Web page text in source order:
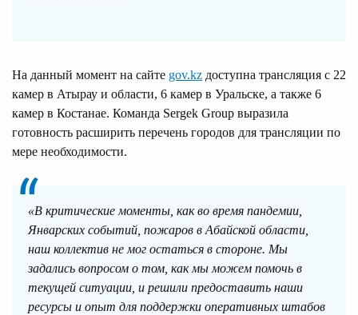
На данный момент на сайте gov.kz доступна трансляция с 22
камер в Атырау и области, 6 камер в Уральске, а также 6
камер в Костанае. Команда Sergek Group выразила
готовность расширить перечень городов для трансляции по
мере необходимости.
«В критические моменты, как во время пандемии,
Январских событий, пожаров в Абайской области,
наш коллектив не мог остаться в стороне. Мы
задались вопросом о том, как мы можем помочь в
текущей ситуации, и решили предоставить наши
ресурсы и опыт для поддержки оперативных штабов